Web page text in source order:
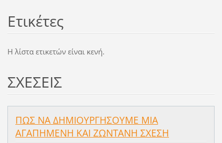
Ετικέτες
Η λίστα ετικετών είναι κενή.
ΣΧΕΣΕΙΣ
ΠΩΣ ΝΑ ΔΗΜΙΟΥΡΓΗΣΟΥΜΕ ΜΙΑ
ΑΓΑΠΗΜΕΝΗ ΚΑΙ ΖΩΝΤΑΝΗ ΣΧΕΣΗ